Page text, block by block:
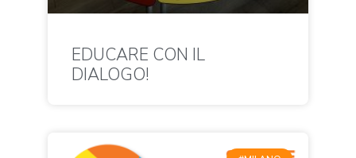
EDUCARE CON IL
DIALOGO!